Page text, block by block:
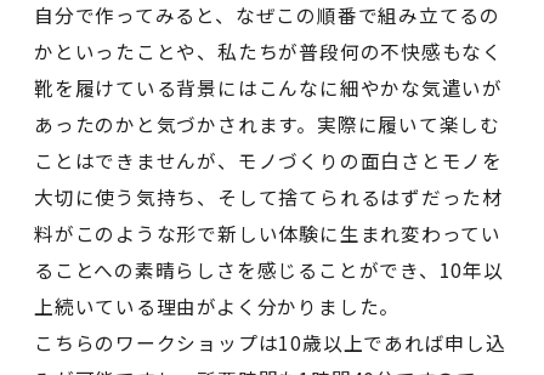
自分で作ってみると、なぜこの順番で組み立てるの
かといったことや、私たちが普段何の不快感もなく
靴を履けている背景にはこんなに細やかな気遣いが
あったのかと気づかされます。実際に履いて楽しむ
ことはできませんが、モノづくりの面白さとモノを
大切に使う気持ち、そして捨てられるはずだった材
料がこのような形で新しい体験に生まれ変わってい
ることへの素晴らしさを感じることができ、10年以
上続いている理由がよく分かりました。
こちらのワークショップは10歳以上であれば申し込